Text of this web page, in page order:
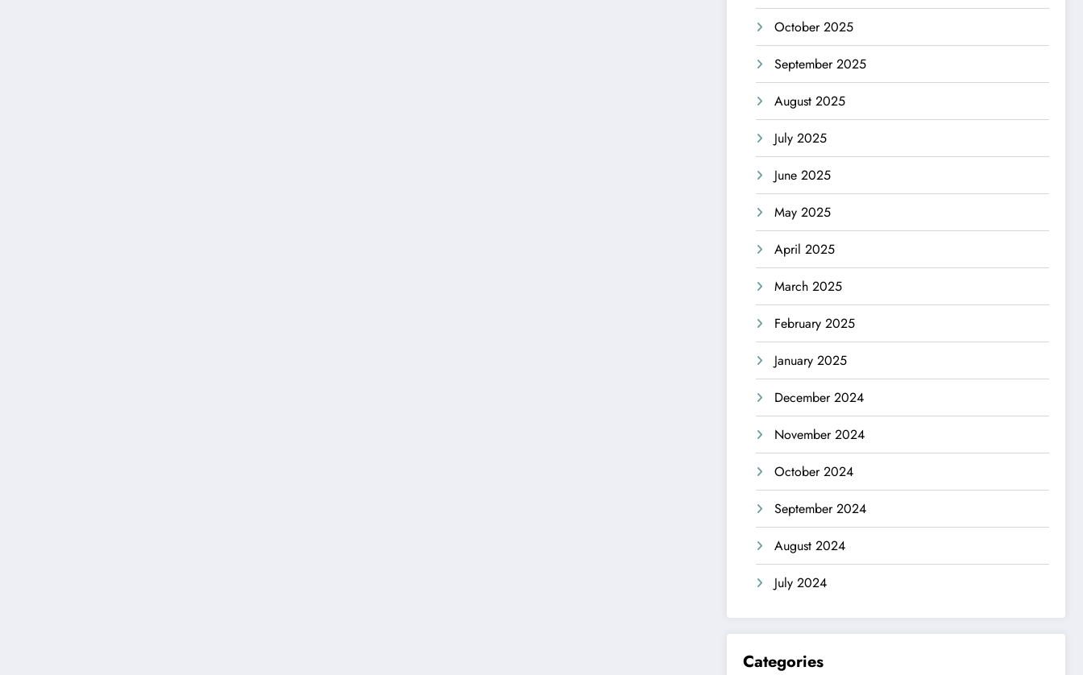
October 2025
September 2025
August 2025
July 2025
June 2025
May 2025
April 2025
March 2025
February 2025
January 2025
December 2024
November 2024
October 2024
September 2024
August 2024
July 2024
Categories